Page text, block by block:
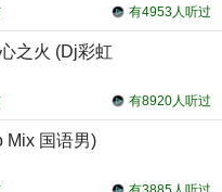
有4953人听过
之火 (Dj彩虹
有8920人听过
Mix 国语男)